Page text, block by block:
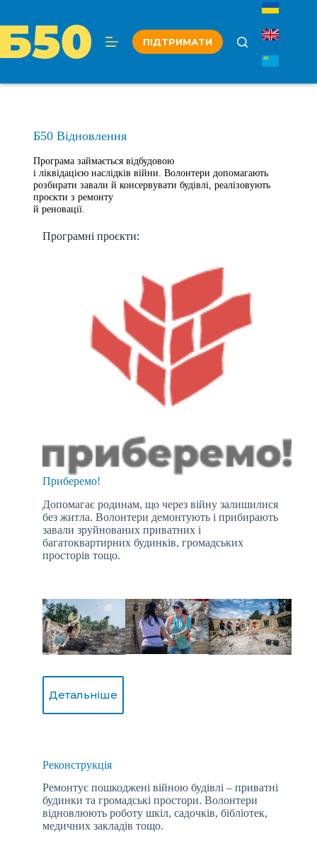
вмісту
ПІДТРИМАТИ
Б50 Відновлення
Програма займається відбудовою
і ліквідацією наслідків війни. Волонтери допомагають
розбирати завали й консервувати будівлі, реалізовують
проєкти з ремонту
й реновації.
Програмні проєкти:
Приберемо!
Допомагає родинам, що через війну залишилися
без житла. Волонтери демонтують і прибирають
завали зруйнованих приватних і
багатоквартирних будинків, громадських
просторів тощо.
Детальніше
Реконструкція
Ремонтує пошкоджені війною будівлі – приватні
будинки та громадські простори. Волонтери
відновлюють роботу шкіл, садочків, бібліотек,
медичних закладів тощо.